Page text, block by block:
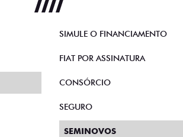
SIMULE O FINANCIAMENTO
FIAT POR ASSINATURA
CONSÓRCIO
SEGURO
SEMINOVOS